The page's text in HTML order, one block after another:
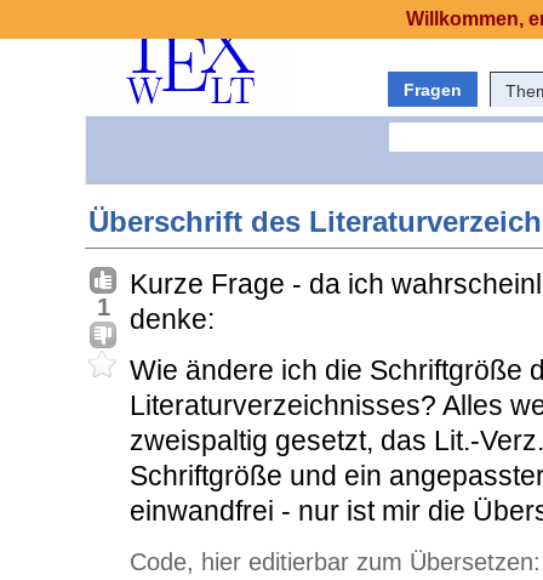
Fragen
Überschrift des
1
Kurze Frage - da ich
denke:
Wie ändere ich die Schriftgröße
Literaturverzeichnisses? Alles
zweispaltig gesetzt, das Lit.-
Schriftgröße und ein
einwandfrei - nur ist mir die
Code, hier editierbar zum Übersetzen:
Willkommen,